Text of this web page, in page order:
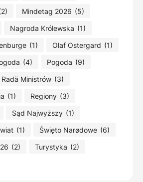
Mindetag 2026 (5)
Nagroda Królewska (1)
(1) Olaf Ostergard (1)
(4) Pogoda (9)
Radä Ministrów (3)
(1) Regiony (3)
Sąd Najwyższy (1)
(1) Święto Narødowe (6)
(2) Turystyka (2)